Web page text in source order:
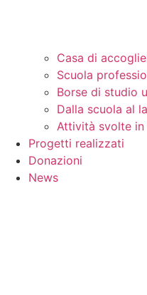
Casa di
Scuola
Borse di studio
Dalla scuola al
Attività svolte in
Progetti realizzati
Donazioni
News